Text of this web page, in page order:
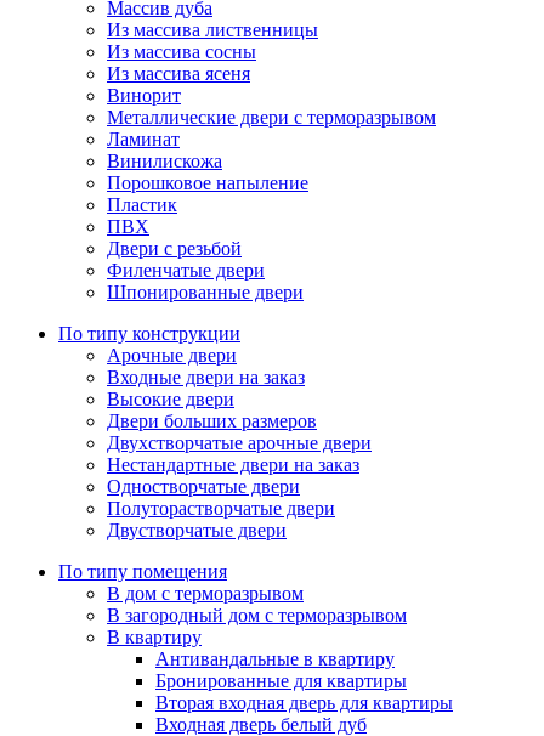
Массив дуба
Из массива лиственницы
Из массива сосны
Из массива ясеня
Винорит
Металлические двери с терморазрывом
Ламинат
Винилискожа
Порошковое напыление
Пластик
ПВХ
Двери с резьбой
Филенчатые двери
Шпонированные двери
По типу конструкции
Арочные двери
Входные двери на заказ
Высокие двери
Двери больших размеров
Двухстворчатые арочные двери
Нестандартные двери на заказ
Одностворчатые двери
Полуторастворчатые двери
Двустворчатые двери
По типу помещения
В дом с терморазрывом
В загородный дом с терморазрывом
В квартиру
Антивандальные в квартиру
Бронированные для квартиры
Вторая входная дверь для квартиры
Входная дверь белый дуб